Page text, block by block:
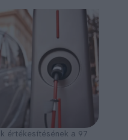
értékesítésének a 97